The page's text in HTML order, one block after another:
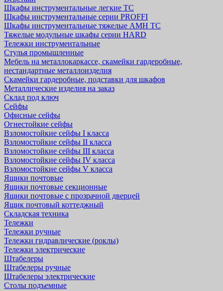
Шкафы инструментальные легкие ТС
Шкафы инструментальные серии PROFFI
Шкафы инструментальные тяжелые AMH TC
Тяжелые модульные шкафы серии HARD
Тележки инструментальные
Стулья промышленные
Мебель на металлокаркассе, скамейки гардеробные,
нестандартные металлоизделия
Скамейки гардеробные, подставки для шкафов
Металлические изделия на заказ
Склад под ключ
Сейфы
Офисные сейфы
Огнестойкие сейфы
Взломостойкие сейфы I класса
Взломостойкие сейфы II класса
Взломостойкие сейфы III класса
Взломостойкие сейфы IV класса
Взломостойкие сейфы V класса
Ящики почтовые
Ящики почтовые секционные
Ящики почтовые с прозрачной дверцей
Ящик почтовый коттеджный
Складская техника
Тележки
Тележки ручные
Тележки гидравлические (роклы)
Тележки электрические
Штабелеры
Штабелеры ручные
Штабелеры электрические
Столы подъемные